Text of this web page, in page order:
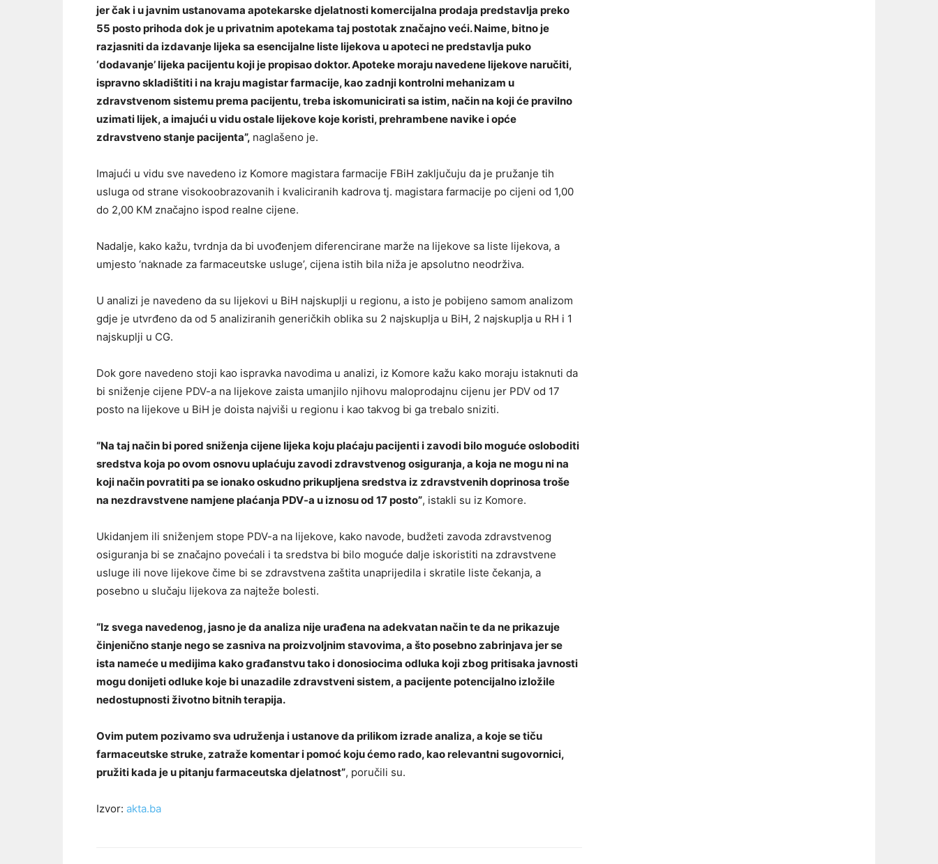
jer čak i u javnim ustanovama apotekarske djelatnosti komercijalna prodaja predstavlja preko
55 posto prihoda dok je u privatnim apotekama taj postotak značajno veći. Naime, bitno je
razjasniti da izdavanje lijeka sa esencijalne liste lijekova u apoteci ne predstavlja puko
‘dodavanje’ lijeka pacijentu koji je propisao doktor. Apoteke moraju navedene lijekove naručiti,
ispravno skladištiti i na kraju magistar farmacije, kao zadnji kontrolni mehanizam u
zdravstvenom sistemu prema pacijentu, treba iskomunicirati sa istim, način na koji će pravilno
uzimati lijek, a imajući u vidu ostale lijekove koje koristi, prehrambene navike i opće
zdravstveno stanje pacijenta”, naglašeno je.
Imajući u vidu sve navedeno iz Komore magistara farmacije FBiH zaključuju da je pružanje tih
usluga od strane visokoobrazovanih i kvaliciranih kadrova tj. magistara farmacije po cijeni od 1,00
do 2,00 KM značajno ispod realne cijene.
Nadalje, kako kažu, tvrdnja da bi uvođenjem diferencirane marže na lijekove sa liste lijekova, a
umjesto ‘naknade za farmaceutske usluge’, cijena istih bila niža je apsolutno neodrživa.
U analizi je navedeno da su lijekovi u BiH najskuplji u regionu, a isto je pobijeno samom analizom
gdje je utvrđeno da od 5 analiziranih generičkih oblika su 2 najskuplja u BiH, 2 najskuplja u RH i 1
najskuplji u CG.
Dok gore navedeno stoji kao ispravka navodima u analizi, iz Komore kažu kako moraju istaknuti da
bi sniženje cijene PDV-a na lijekove zaista umanjilo njihovu maloprodajnu cijenu jer PDV od 17
posto na lijekove u BiH je doista najviši u regionu i kao takvog bi ga trebalo sniziti.
“Na taj način bi pored sniženja cijene lijeka koju plaćaju pacijenti i zavodi bilo moguće osloboditi
sredstva koja po ovom osnovu uplaćuju zavodi zdravstvenog osiguranja, a koja ne mogu ni na
koji način povratiti pa se ionako oskudno prikupljena sredstva iz zdravstvenih doprinosa troše
na nezdravstvene namjene plaćanja PDV-a u iznosu od 17 posto”, istakli su iz Komore.
Ukidanjem ili sniženjem stope PDV-a na lijekove, kako navode, budžeti zavoda zdravstvenog
osiguranja bi se značajno povećali i ta sredstva bi bilo moguće dalje iskoristiti na zdravstvene
usluge ili nove lijekove čime bi se zdravstvena zaštita unaprijedila i skratile liste čekanja, a
posebno u slučaju lijekova za najteže bolesti.
“Iz svega navedenog, jasno je da analiza nije urađena na adekvatan način te da ne prikazuje
činjenično stanje nego se zasniva na proizvoljnim stavovima, a što posebno zabrinjava jer se
ista nameće u medijima kako građanstvu tako i donosiocima odluka koji zbog pritisaka javnosti
mogu donijeti odluke koje bi unazadile zdravstveni sistem, a pacijente potencijalno izložile
nedostupnosti životno bitnih terapija.
Ovim putem pozivamo sva udruženja i ustanove da prilikom izrade analiza, a koje se tiču
farmaceutske struke, zatraže komentar i pomoć koju ćemo rado, kao relevantni sugovornici,
pružiti kada je u pitanju farmaceutska djelatnost”, poručili su.
Izvor: akta.ba